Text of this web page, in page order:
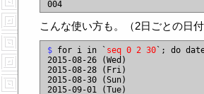
こんな使い方も。（2日ごとの日付
$ for i in ` seq 0 2 30 `; do
2015-08-26 (Wed)
2015-08-28 (Fri)
2015-08-30 (Sun)
2015-09-01 (Tue)